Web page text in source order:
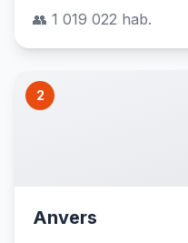
👥 1 019 022 hab.
2
Anvers